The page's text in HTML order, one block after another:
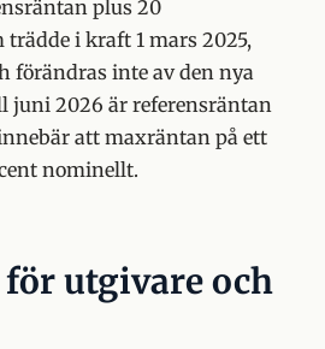
plus 20
trädde i kraft 1 mars 2025,
förändras inte av den nya
juni 2026 är referensräntan
att maxräntan på ett
nominellt.
för utgivare och